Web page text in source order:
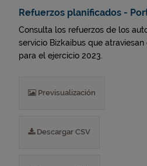
Refuerzos planificados -
Consulta los refuerzos de los
servicio Bizkaibus que
para el ejercicio 2023.
Previsualización
Descargar CSV